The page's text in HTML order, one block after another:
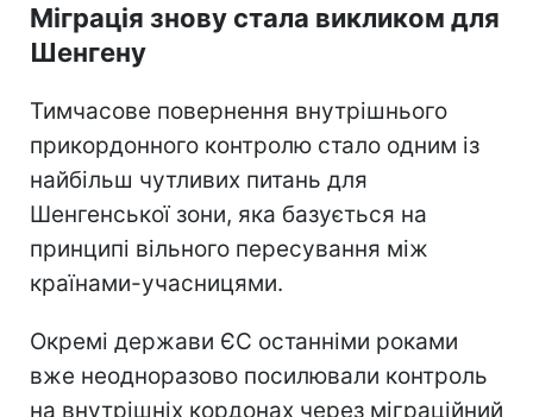
Міграція знову стала викликом для
Шенгену
Тимчасове повернення внутрішнього
прикордонного контролю стало одним із
найбільш чутливих питань для
Шенгенської зони, яка базується на
принципі вільного пересування між
країнами-учасницями.
Окремі держави ЄС останніми роками
вже неодноразово посилювали контроль
на внутрішніх кордонах через міграційний